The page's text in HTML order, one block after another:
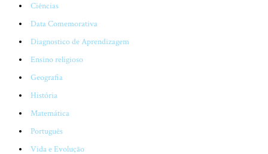
Ciências
Data Comemorativa
Diagnostico de Aprendizagem
Ensino religioso
Geografia
História
Matemática
Português
Vida e Evolução